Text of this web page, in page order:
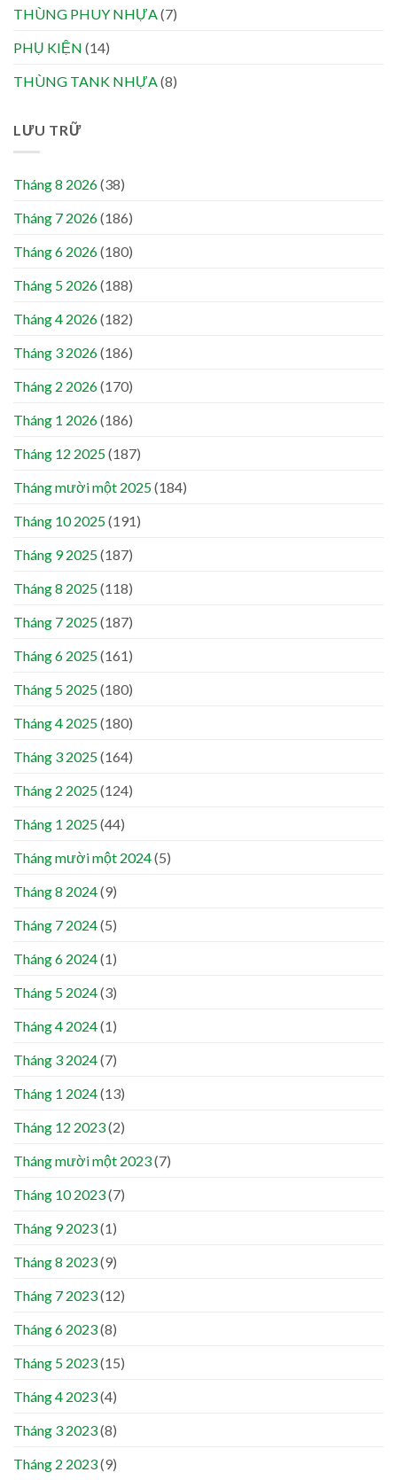
THÙNG PHUY NHỰA(7)
PHỤ KIỆN (14)
THÙNG TANK NHỰA(8)
LƯU TRỮ
Tháng 8 2026(38)
Tháng 7 2026(186)
Tháng 6 2026(180)
Tháng 5 2026(188)
Tháng 4 2026(182)
Tháng 3 2026(186)
Tháng 2 2026(170)
Tháng 1 2026(186)
Tháng 12 2025(187)
Tháng mười một 2025(184)
Tháng 10 2025(191)
Tháng 9 2025(187)
Tháng 8 2025(118)
Tháng 7 2025(187)
Tháng 6 2025(161)
Tháng 5 2025(180)
Tháng 4 2025(180)
Tháng 3 2025(164)
Tháng 2 2025(124)
Tháng 1 2025(44)
Tháng mười một 2024(5)
Tháng 8 2024(9)
Tháng 7 2024(5)
Tháng 6 2024(1)
Tháng 5 2024(3)
Tháng 4 2024(1)
Tháng 3 2024(7)
Tháng 1 2024(13)
Tháng 12 2023(2)
Tháng mười một 2023(7)
Tháng 10 2023(7)
Tháng 9 2023(1)
Tháng 8 2023(9)
Tháng 7 2023(12)
Tháng 6 2023(8)
Tháng 5 2023(15)
Tháng 4 2023(4)
Tháng 3 2023(8)
Tháng 2 2023(9)